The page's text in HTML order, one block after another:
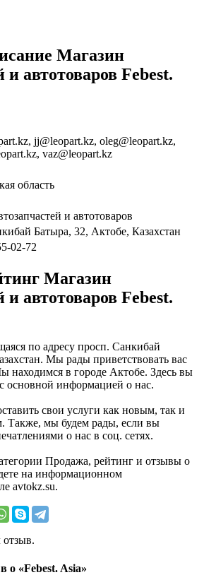
Магазин
и автотоваров Febest.
jj@leopart.kz, oleg@leopart.kz,
vaz@leopart.kz
область
и автотоваров
Батыра, 32, Актобе, Казахстан
02-72
Магазин
и автотоваров Febest.
по адресу просп. Санкибай
Мы рады приветствовать вас
находимся в городе Актобе. Здесь вы
основной информацией о нас.
свои услуги как новым, так и
Также, мы будем рады, если вы
о нас в соц. сетях.
Продажа, рейтинг и отзывы о
на информационном
avtokz.su.
о «Febest. Asia»